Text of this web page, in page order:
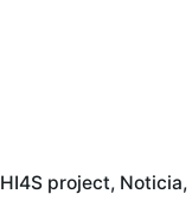
HI4S project Noticia